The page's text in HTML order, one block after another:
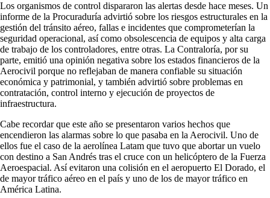
Los organismos de control dispararon las alertas desde hace meses. Un
informe de la Procuraduría advirtió sobre los riesgos estructurales en la
gestión del tránsito aéreo, fallas e incidentes que comprometerían la
seguridad operacional, así como obsolescencia de equipos y alta carga
de trabajo de los controladores, entre otras. La Contraloría, por su
parte, emitió una opinión negativa sobre los estados financieros de la
Aerocivil porque no reflejaban de manera confiable su situación
económica y patrimonial, y también advirtió sobre problemas en
contratación, control interno y ejecución de proyectos de
infraestructura.
Cabe recordar que este año se presentaron varios hechos que
encendieron las alarmas sobre lo que pasaba en la Aerocivil. Uno de
ellos fue el caso de la aerolínea Latam que tuvo que abortar un vuelo
con destino a San Andrés tras el cruce con un helicóptero de la Fuerza
Aeroespacial. Así evitaron una colisión en el aeropuerto El Dorado, el
de mayor tráfico aéreo en el país y uno de los de mayor tráfico en
América Latina.